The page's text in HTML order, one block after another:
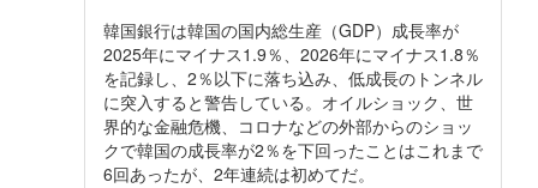
韓国銀行は韓国の国内総生産（GDP）成長率が
2025年にマイナス1.9％、2026年にマイナス1.8％
を記録し、2％以下に落ち込み、低成長のトンネル
に突入すると警告している。オイルショック、世
界的な金融危機、コロナなどの外部からのショッ
クで韓国の成長率が2％を下回ったことはこれまで
6回あったが、2年連続は初めてだ。